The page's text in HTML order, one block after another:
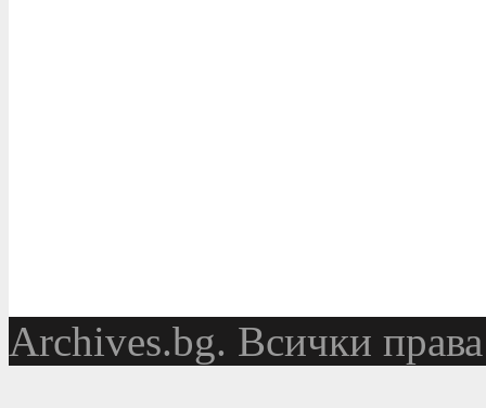
Аrchives.bg. Всички права